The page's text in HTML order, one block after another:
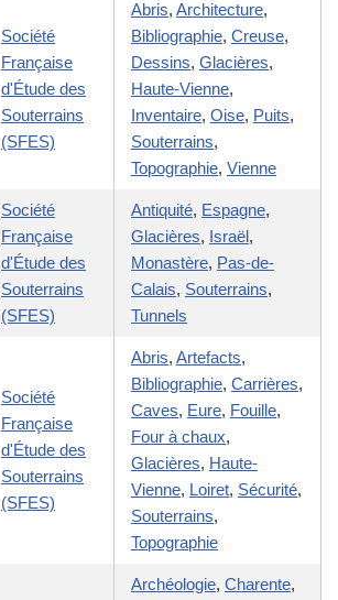
Société
Française
d'Étude des
Souterrains
(SFES)
Abris, Architecture,
Bibliographie, Creuse,
Dessins, Glacières,
Haute-Vienne,
Inventaire, Oise, Puits,
Souterrains,
Topographie, Vienne
Société
Française
d'Étude des
Souterrains
(SFES)
Antiquité, Espagne,
Glacières, Israël,
Monastère, Pas-de-
Calais, Souterrains,
Tunnels
Société
Française
d'Étude des
Souterrains
(SFES)
Abris, Artefacts,
Bibliographie, Carrières,
Caves, Eure, Fouille,
Four à chaux,
Glacières, Haute-
Vienne, Loiret, Sécurité,
Souterrains,
Topographie
Archéologie, Charente,